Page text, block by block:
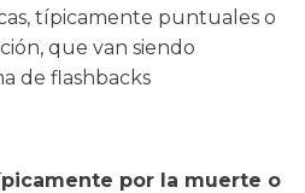
típicamente puntuales o
que van siendo
de flashbacks
por la muerte o